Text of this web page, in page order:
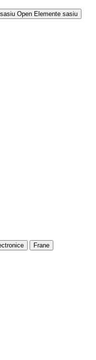
Open Elemente sasiu
Frane